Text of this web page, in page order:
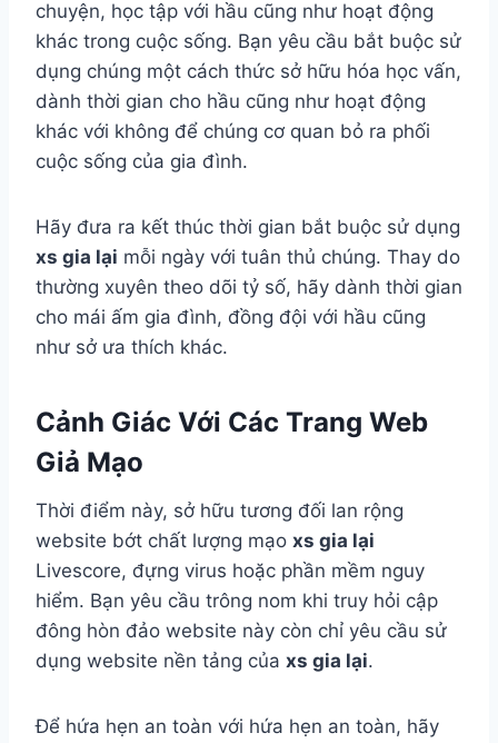
chuyện, học tập với hầu cũng như hoạt động
khác trong cuộc sống. Bạn yêu cầu bắt buộc sử
dụng chúng một cách thức sở hữu hóa học vấn,
dành thời gian cho hầu cũng như hoạt động
khác với không để chúng cơ quan bỏ ra phối
cuộc sống của gia đình.
Hãy đưa ra kết thúc thời gian bắt buộc sử dụng
xs gia lại mỗi ngày với tuân thủ chúng. Thay do
thường xuyên theo dõi tỷ số, hãy dành thời gian
cho mái ấm gia đình, đồng đội với hầu cũng
như sở ưa thích khác.
Cảnh Giác Với Các Trang Web
Giả Mạo
Thời điểm này, sở hữu tương đối lan rộng
website bớt chất lượng mạo xs gia lại
Livescore, đựng virus hoặc phần mềm nguy
hiểm. Bạn yêu cầu trông nom khi truy hỏi cập
đông hòn đảo website này còn chỉ yêu cầu sử
dụng website nền tảng của xs gia lại.
Để hứa hẹn an toàn với hứa hẹn an toàn, hãy